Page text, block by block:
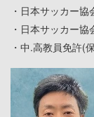
・日本サッカー
・日本サッカー
・中.高教員免許(